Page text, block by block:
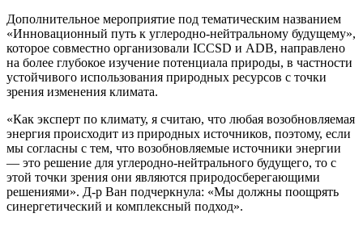
Дополнительное мероприятие под тематическим названием
«Инновационный путь к углеродно-нейтральному будущему»,
которое совместно организовали ICCSD и ADB, направлено
на более глубокое изучение потенциала природы, в частности
устойчивого использования природных ресурсов с точки
зрения изменения климата.
«Как эксперт по климату, я считаю, что любая возобновляемая
энергия происходит из природных источников, поэтому, если
мы согласны с тем, что возобновляемые источники энергии
— это решение для углеродно-нейтрального будущего, то с
этой точки зрения они являются природосберегающими
решениями». Д-р Ван подчеркнула: «Мы должны поощрять
синергетический и комплексный подход».